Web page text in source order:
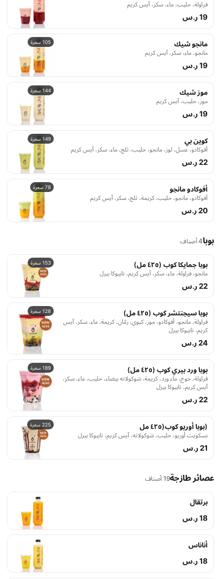
فراولة، حليب، ماء، سكر، آيس كريم
19 ر.س
105 سعرة مانجو شيك
مانجو، ماء، سكر، آيس كريم
19 ر.س
144 سعرة موز شيك
موز، حليب، آيس كريم
19 ر.س
149 سعرة كوين بي
أفوكادو، عسل، لوز، مانجو، حليب، ثلج، ماء، سكر، آيس كريم
22 ر.س
78 سعرة أفوكادو مانجو
أفوكادو، مانجو، حليب، كريمة، ثلج، سكر، آيس كريم
20 ر.س
بوبا4 أصناف
153 سعرة بوبا جمايكا كوب (٤٢٥ مل)
مانجو، فراولة، ماء، سكر، آيس كريم، تابيوكا بيرل
22 ر.س
128 سعرة بوبا سيجنتشر كوب (٤٢٥ مل)
فراولة، مانجو، أفوكادو، موز، كيوي، رمّان، كريمة، ماء، سكر، آيس
كريم، تابيوكا بيرل
24 ر.س
189 سعرة بوبا ورد بيري كوب (٤٢٥ مل)
فراولة، خوخ، ماء ورد، كريمة، شوكولاته بيضاء، حليب، ماء، سكر،
آيس كريم، تابيوكا بيرل
22 ر.س
225 سعرة (بوبا أوريو كوب(٤٢٥ مل
بسكويت أوريو، حليب، شوكولاته، آيس كريم، تابيوكا بيرل
21 ر.س
عصائر طازجة19 أصناف
برتقال
18 ر.س
أناناس
18 ر.س